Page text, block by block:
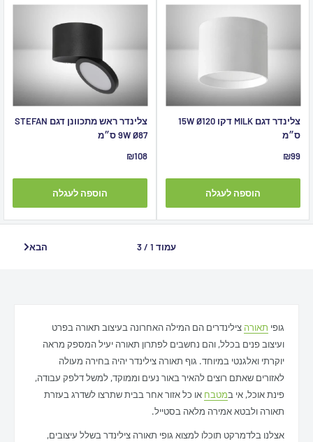
צלינדר דגם MILK דקו 15W Ø120
ס״מ
מחיר
₪99
הוספה לעגלה
צלינדר ראש מתכוונן דגם STEFAN
9W Ø87 ס״מ
מחיר
₪108
הוספה לעגלה
עמוד 1 / 3 הבא
גופי תאורה צילינדרים הם המילה האחרונה בעיצוב תאורה בפרט
ועיצוב פנים בכלל, והם נחשבים לפתרון תאורה יעיל המספק מראה
יוקרתי ואלגנטי במיוחד. גוף תאורה צילינדר יהיה בחירה מעולה
לאזורים שאתם רוצים להאיר באור נעים וממוקד, למשל דלפק עבודה,
פינת אוכל, אי במטבח או כל אזור אחר בבית שתרצו לשדרג בעזרת
תאורה ולבטא אמירה מלאה בסטייל.
אצלנו בלדמרקט תוכלו למצוא גופי תאורה צילינדר בשלל עיצובים,